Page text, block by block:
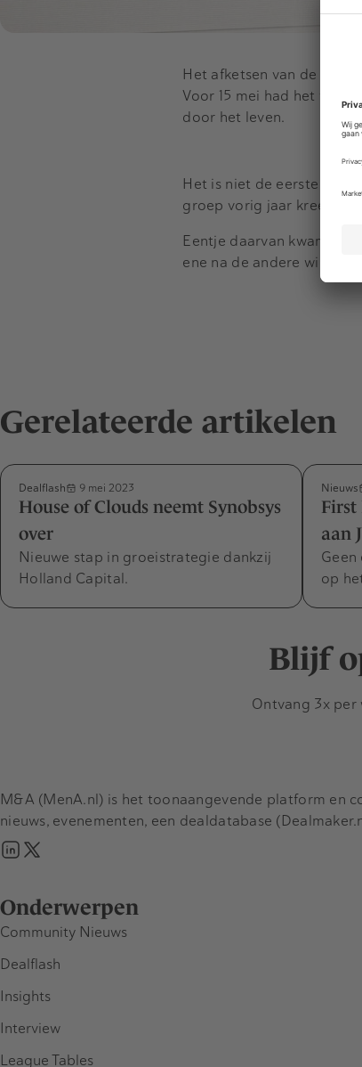
Het afketsen van de deal
Voor 15 mei had het
door het leven.
Het is niet de eerste keer
groep vorig jaar kreeg,
Eentje daarvan kwam van
ene na de andere
Gerelateerde artikelen
Dealflash 9 mei 2023
House of Clouds neemt Synobsys
over
Nieuwe stap in groeistrategie dankzij
Holland Capital.
Nieuws
First
aan
op
Blijf
Ontvang 3x per
Onderwerpen
Community Nieuws
Dealflash
Insights
Interview
League Tables
M&A (MenA.nl) is het toonaangevende platform en
nieuws, evenementen, een dealdatabase